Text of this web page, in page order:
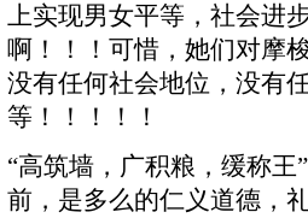
上实现男女平等，社会进
啊！！！可惜，她们对摩
没有任何社会地位，没有
等！！！！！
“高筑墙，广积粮，缓称
前，是多么的仁义道德，